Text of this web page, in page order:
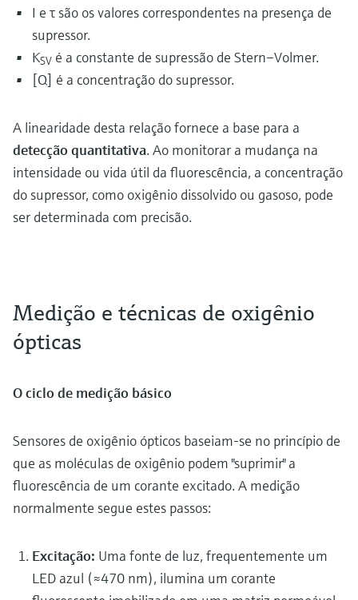
I e τ são os valores correspondentes na presença de
supressor.
KSV é a constante de supressão de Stern–Volmer.
[Q] é a concentração do supressor.
A linearidade desta relação fornece a base para a
detecção quantitativa. Ao monitorar a mudança na
intensidade ou vida útil da fluorescência, a concentração
do supressor, como oxigênio dissolvido ou gasoso, pode
ser determinada com precisão.
Medição e técnicas de oxigênio
ópticas
O ciclo de medição básico
Sensores de oxigênio ópticos baseiam-se no princípio de
que as moléculas de oxigênio podem "suprimir" a
fluorescência de um corante excitado. A medição
normalmente segue estes passos:
Excitação: Uma fonte de luz, frequentemente um
LED azul (≈470 nm), ilumina um corante